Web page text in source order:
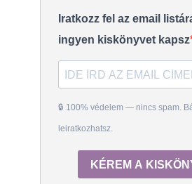
Iratkozz fel az email
ingyen kiskönyvet kapsz
🔒 100% védelem — nincs spam.
leiratkozhatsz.
KÉREM A